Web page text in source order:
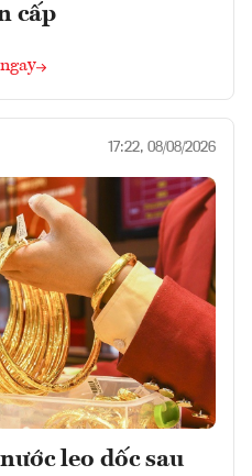
cấp
17:22, 08/08/2026
leo dốc sau